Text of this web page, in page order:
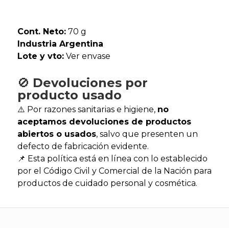
Cont. Neto:70 g
Industria Argentina
Lote y vto:Ver envase
🚫 Devoluciones por
producto usado
⚠️ Por razones sanitarias e higiene, no
aceptamos devoluciones de productos
abiertos o usados, salvo que presenten un
defecto de fabricación evidente.
📌 Esta política está en línea con lo establecido
por el Código Civil y Comercial de la Nación para
productos de cuidado personal y cosmética.